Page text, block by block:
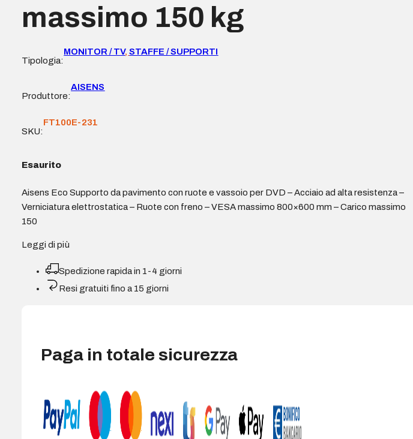
massimo 150 kg
Tipologia:
MONITOR / TV,STAFFE / SUPPORTI
Produttore:
AISENS
SKU:
FT100E-231
Esaurito
Aisens Eco Supporto da pavimento con ruote e vassoio per DVD – Acciaio ad alta resistenza –
Verniciatura elettrostatica – Ruote con freno – VESA massimo 800×600 mm – Carico massimo
150
Leggi di più
Spedizione rapida in 1-4 giorni
Resi gratuiti fino a 15 giorni
Paga in totale sicurezza